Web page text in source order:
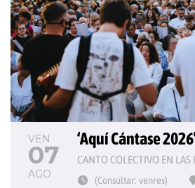
VEN
07
AGO
‘Aquí Cántase
(Consultar: venres)